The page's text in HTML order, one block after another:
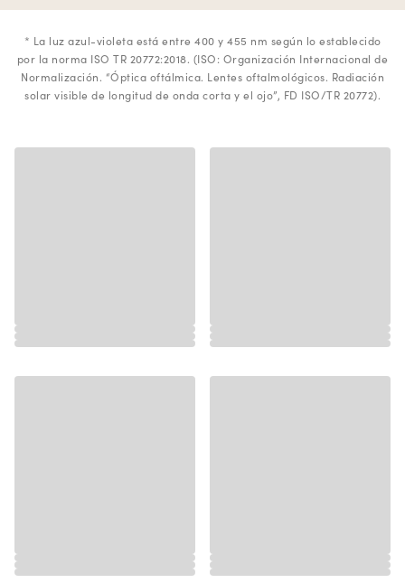
* La luz azul-violeta está entre 400 y 455 nm según lo establecido
por la norma ISO TR 20772:2018. (ISO: Organización Internacional de
Normalización. “Óptica oftálmica. Lentes oftalmológicos. Radiación
solar visible de longitud de onda corta y el ojo”, FD ISO/TR 20772).